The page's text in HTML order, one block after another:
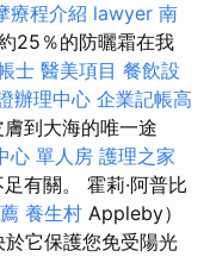
療程介紹 lawyer 南
25％的防曬霜在我
士 醫美項目 餐飲設
辦理中心 企業記帳高
到大海的唯一途
心 單人房 護理之家
有關。 霍莉·阿普比
養生村 Appleby）
它保護您免受陽光